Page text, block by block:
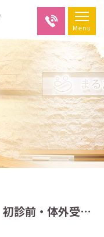
3月3日（日）初診前・体外受精セミナー開催のお知らせ